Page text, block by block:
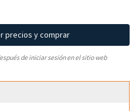
precios y comprar
de iniciar sesión en el sitio web